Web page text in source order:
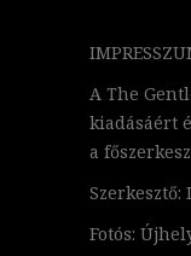
A The
kiadásáért
a
Szerkesztő:
Fotós: